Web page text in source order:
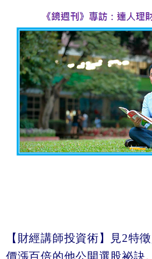
【財經講師投資術】見2特
價漲百倍的他公開選股祕訣。